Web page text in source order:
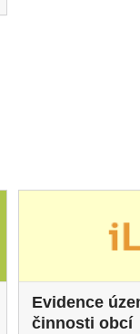
Evidence
činnosti obcí